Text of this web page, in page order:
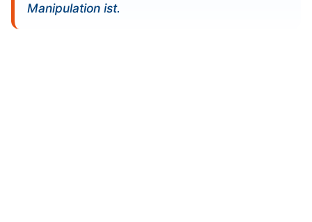
Manipulation ist.